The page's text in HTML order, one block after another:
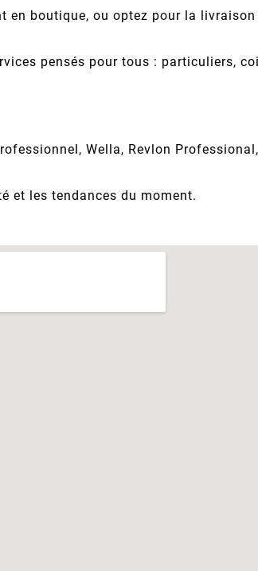
en boutique, ou optez pour la
pensés pour tous : particuliers,
Wella, Revlon
et les tendances du moment.